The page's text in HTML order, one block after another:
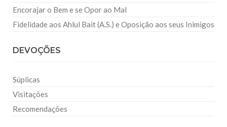
Encorajar o Bem e se Opor ao Mal
Fidelidade aos Ahlul Bait (A.S.) e Oposição aos seus Inimigos
DEVOÇÕES
Súplicas
Visitações
Recomendações